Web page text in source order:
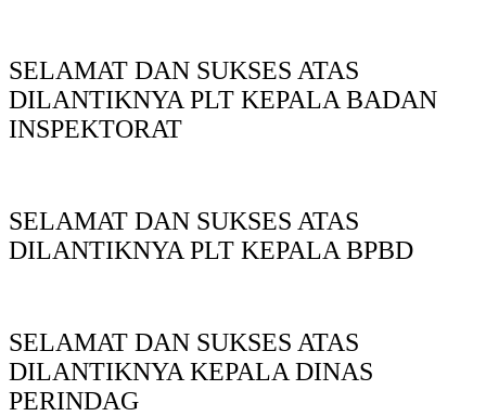
SELAMAT DAN SUKSES ATAS
DILANTIKNYA PLT KEPALA BADAN
INSPEKTORAT
SELAMAT DAN SUKSES ATAS
DILANTIKNYA PLT KEPALA BPBD
SELAMAT DAN SUKSES ATAS
DILANTIKNYA KEPALA DINAS
PERINDAG